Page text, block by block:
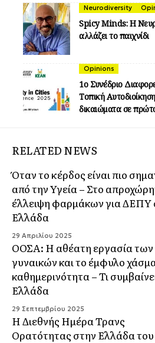
Neurodiversity
Spicy Minds: Η
αλλάζει το παιχνίδι
Opinions
1ο Συνέδριο
Τοπική
δικαιώματα σε
RELATED NEWS
Όταν το κέρδος είναι πιο
από την Υγεία – Στο
έλλειψη φαρμάκων για ΔΕΠΥ
Ελλάδα
29 Απριλίου 2025
ΟΟΣΑ: Η αθέατη εργασία των
γυναικών και το έμφυλο
καθημερινότητα – Τι
Ελλάδα
29 Σεπτεμβρίου 2025
Η Διεθνής Ημέρα Τρανς
Ορατότητας στην Ελλάδα του